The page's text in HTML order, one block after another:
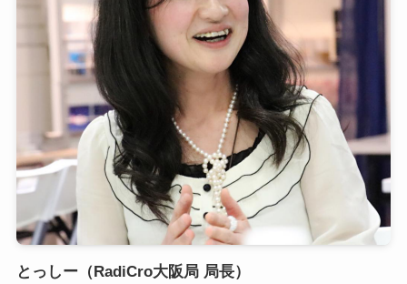
とっしー（RadiCro大阪局 局長）